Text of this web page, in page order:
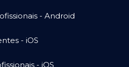
- Android
- iOS
- iOS